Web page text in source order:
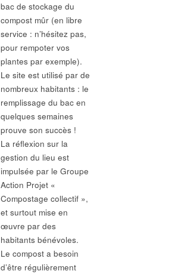
bac de stockage du
compost mûr (en libre
service : n’hésitez pas,
pour rempoter vos
plantes par exemple).
Le site est utilisé par de
nombreux habitants : le
remplissage du bac en
quelques semaines
prouve son succès !
La réflexion sur la
gestion du lieu est
impulsée par le Groupe
Action Projet «
Compostage collectif »,
et surtout mise en
œuvre par des
habitants bénévoles.
Le compost a besoin
d’être régulièrement